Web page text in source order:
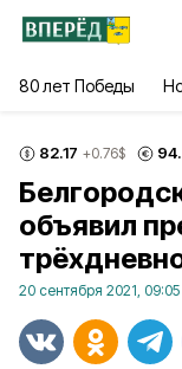
80 лет Победы
82.17 +0.76$
объявил
20 сентября 2021, 09:05